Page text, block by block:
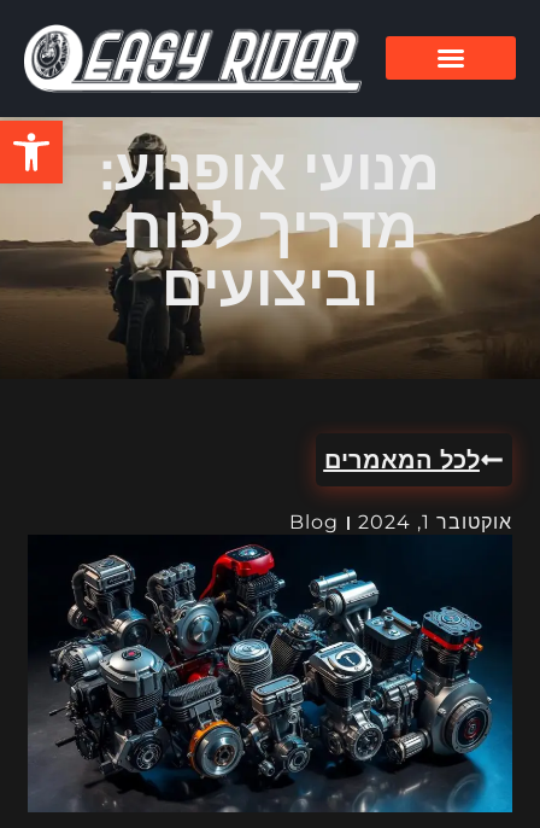
פתח מנועי אופנוע:
מדריך לכוח
וביצועים
לכל המאמרים
אוקטובר 1, 2024 Blog